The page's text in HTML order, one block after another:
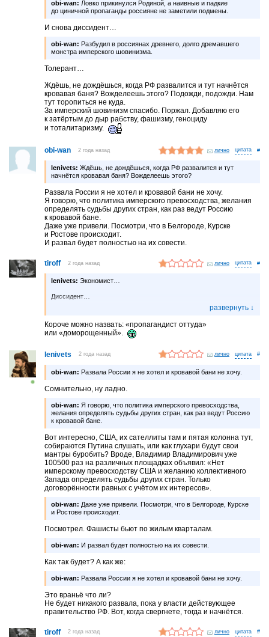
obi-wan: Ловко прикинулся Родиной, а наивные и падкие
до циничной пропаганды россияне не заметили подмены.
И снова диссидент…
obi-wan: Разбудил в россиянах древнего, долго дремавшего
монстра имперского шовинизма.
Толерант…
Ждёшь, не дождёшься, когда РФ развалится и тут начнётся
кровавая баня? Вожделеешь этого? Подожди, подожди. Нам
тут торопиться не куда.
За имперский шовинизм спасибо. Поржал. Добавляю его
к затёртым до дыр рабству, фашизму, геноциду
и тоталитаризму.
obi-wan 2 года назад лично #
lenivets: Ждёшь, не дождёшься, когда РФ развалится и тут
начнётся кровавая баня? Вожделеешь этого?
Развала России я не хотел и кровавой бани не хочу.
Я говорю, что политика имперского превосходства, желания
определять судьбы других стран, как раз ведут Россию
к кровавой бане.
Даже уже привели. Посмотри, что в Белгороде, Курске
и Ростове происходит.
И развал будет полностью на их совести.
tiroff 2 года назад лично #
lenivets: Экономист…
Диссидент…
Доцент…
Опять аналитик?
Сослагатель…
И снова доцент…
И снова диссидент…
Толерант…
Короче можно назвать: «пропагандист оттуда»
или «доморощенный».
lenivets 2 года назад лично #
obi-wan: Развала России я не хотел и кровавой бани не хочу.
Сомнительно, ну ладно.
obi-wan: Я говорю, что политика имперского превосходства,
желания определять судьбы других стран, как раз ведут Россию
к кровавой бане.
Вот интересно, США, их сателлиты там и пятая колонна тут,
собираются Путина слушать, или как глухари будут свои
мантры буробить? Вроде, Владимир Владимирович уже
100500 раз на различных площадках объявил: «Нет
имперскому превосходству США и желанию коллективного
Запада определять судьбы других стран. Только
договорённости равных с учётом их интересов».
obi-wan: Даже уже привели. Посмотри, что в Белгороде, Курске
и Ростове происходит.
Посмотрел. Фашисты бьют по жилым кварталам.
obi-wan: И развал будет полностью на их совести.
Как так будет? А как же:
obi-wan: Развала России я не хотел и кровавой бани не хочу.
Это враньё что ли?
Не будет никакого развала, пока у власти действующее
правительство РФ. Вот, когда свергнете, тогда и начнётся.
tiroff 2 года назад лично #